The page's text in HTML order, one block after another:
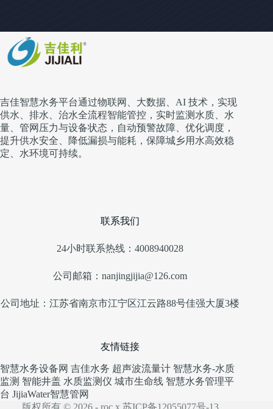
吉佳智慧水务平台通过物联网、大数据、AI 技术，实现
供水、排水、治水全流程智能管控，实时监测水质、水
量、管网压力与设备状态，自动预警故障、优化调度，
提升供水安全、降低漏损与能耗，保障城乡用水高效稳
定、水环境可持续。
联系我们
24小时联系热线：4008940028
公司邮箱：nanjingjijia@126.com
公司地址：江苏省南京市江宁区江云路88号佳强大厦3楼
友情链接
智慧水务设备网 吉佳水务 超声波流量计 智慧水务-水质
监测 智能井盖 水质监测仪 城市生命线 智慧水务管理平
台 JijiaWater智慧管网
版权所有 © 2026 - roc.x 苏ICP备12055077号-13